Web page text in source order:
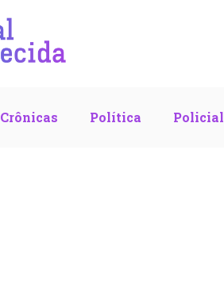
Crônicas Política Policial